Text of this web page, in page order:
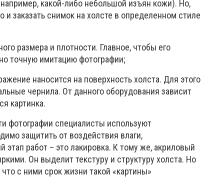
какой-либо небольшой изъян кожи). Но,
заказать снимок на холсте в определенном стиле
размера и плотности. Главное, чтобы его
точную имитацию фотографии;
наносится на поверхность холста. Для этого
чернила. От данного оборудования зависит
картинка.
фотографии специалисты используют
защитить от воздействия влаги,
работ – это лакировка. К тому же, акриловый
Он выделит текстуру и структуру холста. Но
с ними срок жизни такой «картины»